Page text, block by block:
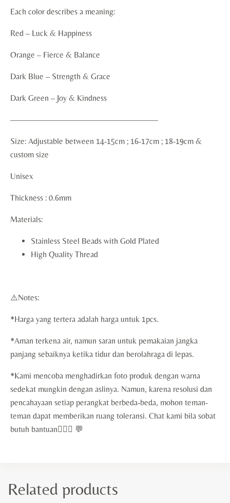
Each color describes a meaning:
Red – Luck & Happiness
Orange – Fierce & Balance
Dark Blue – Strength & Grace
Dark Green – Joy & Kindness
——————————————————
Size: Adjustable between 14-15cm ; 16-17cm ; 18-19cm &
custom size
Unisex
Thickness : 0.6mm
Materials:
Stainless Steel Beads with Gold Plated
High Quality Thread
⚠️Notes:
*Harga yang tertera adalah harga untuk 1pcs.
*Aman terkena air, namun saran untuk pemakaian jangka
panjang sebaiknya ketika tidur dan berolahraga di lepas.
*Kami mencoba menghadirkan foto produk dengan warna
sedekat mungkin dengan aslinya. Namun, karena resolusi dan
pencahayaan setiap perangkat berbeda-beda, mohon teman-
teman dapat memberikan ruang toleransi. Chat kami bila sobat
butuh bantuan🙇🏻‍♀️ 💬
Related products